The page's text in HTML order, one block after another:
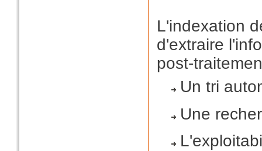
L'indexation
d'extraire
post-
Un tri
Une